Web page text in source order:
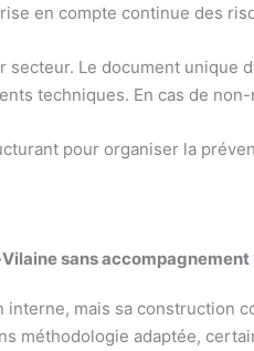
en compte continue des
Le document unique
techniques. En cas de
pour organiser la
sans accompagnement
mais sa
méthodologie adaptée,